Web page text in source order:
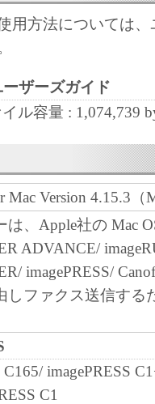
キヤノンのライセン
または関連する外国
に、「本ソフトウェ
間接に輸出してはな
ップデート
子会社、関係会社、
びにキヤノンのライ
ウェア」の使用を支
」に対してアップデ
行うことについて、
。
用方法については
ザーズガイド
ル容量 : 1,074,739
Mac Version 4.15.3（
は、Apple社の Mac
ADVANCE/
imagePRESS/
しファクス送信する
C165/ imagePRESS
C1